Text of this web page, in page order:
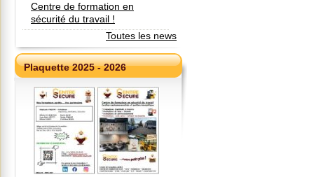
Centre de formation en
sécurité du travail !
Toutes les news
Plaquette 2025 - 2026